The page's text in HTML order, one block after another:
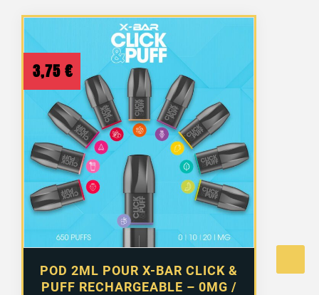
POD 2ML POUR X-BAR CLICK &
PUFF RECHARGEABLE – 0MG /
3,75 €